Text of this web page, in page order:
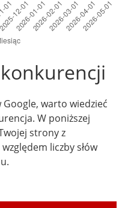
Google, warto wiedzieć
W poniższej
strony z
liczby słów